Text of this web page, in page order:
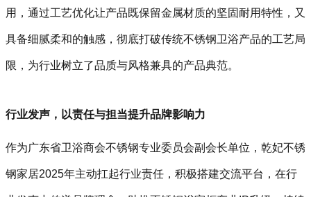
用，通过工艺优化让产品既保留金属材质的坚固耐用特性，又
具备细腻柔和的触感，彻底打破传统不锈钢卫浴产品的工艺局
限，为行业树立了品质与风格兼具的产品典范。
行业发声，以责任与担当提升品牌影响力
作为广东省卫浴商会不锈钢专业委员会副会长单位，乾妃不锈
钢家居2025年主动扛起行业责任，积极搭建交流平台，在行